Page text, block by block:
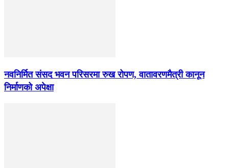
नवनिर्मित संसद भवन परिसरमा रुख रोपण, वातावरणमैत्री कानून
निर्माणको अपेक्षा